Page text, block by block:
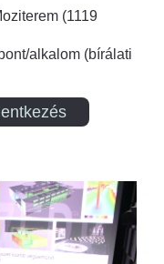
(1119
alkalom (bírálati